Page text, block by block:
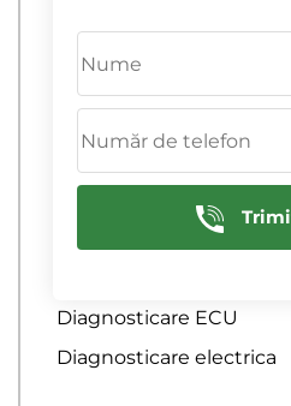
Diagnosticare
de aprindere
Diagnosticare
diagnosticare
Diagnosticare
Diagnosticare
Diagnosticare ECU
Diagnosticare electrica